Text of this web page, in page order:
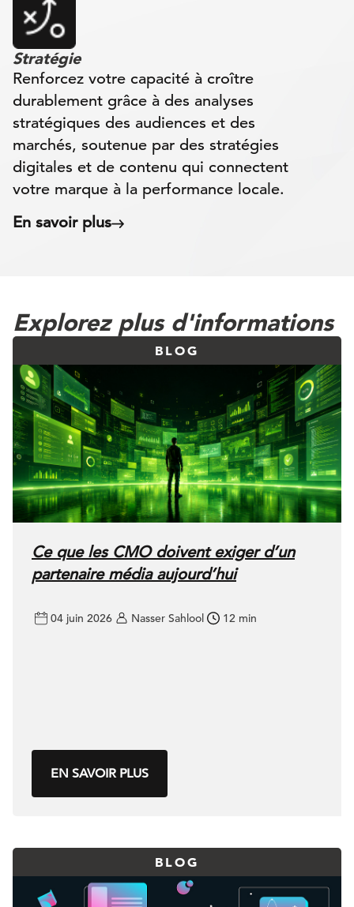
Stratégie
Renforcez votre capacité à croître
durablement grâce à des analyses
stratégiques des audiences et des
marchés, soutenue par des stratégies
digitales et de contenu qui connectent
votre marque à la performance locale.
En savoir plus
Explorez plus d'informations
BLOG
Ce que les CMO doivent exiger d’un
partenaire média aujourd’hui
04 juin 2026 Nasser Sahlool 12 min
EN SAVOIR PLUS
BLOG